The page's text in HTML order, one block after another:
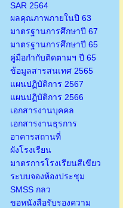
SAR 2564
ผลคุณภาพภายในปี 63
มาตรฐานการศึกษาปี 67
มาตรฐานการศึกษาปี 65
คู่มือกำกับติดตามฯ ปี 65
ข้อมูลสารสนเทศ 2565
แผนปฏิบัติการ 2567
แผนปฏิบัติการ 2566
เอกสารงานบุคคล
เอกสารงานธุรการ
อาคารสถานที่
ผังโรงเรียน
มาตรการโรงเรียนสีเขียว
ระบบจองห้องประชุม
SMSS กลว
ขอหนังสือรับรองความ